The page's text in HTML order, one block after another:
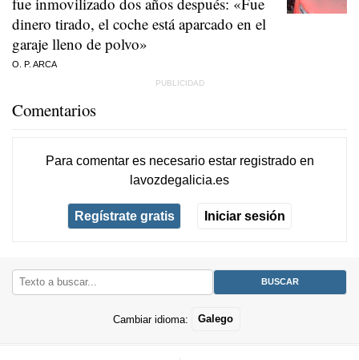
dinero tirado, el coche está aparcado en el
garaje lleno de polvo»
O. P. ARCA
Comentarios
Para comentar es necesario estar registradoen
lavozdegalicia.es
Regístrate gratis Iniciar sesión
Cambiar idioma: Galego